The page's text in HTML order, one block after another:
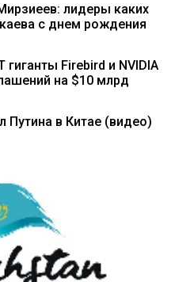
лидеры каких
с днем рождения
гиганты Firebird и NVIDIA
на $10 млрд
Путина в Китае (видео)